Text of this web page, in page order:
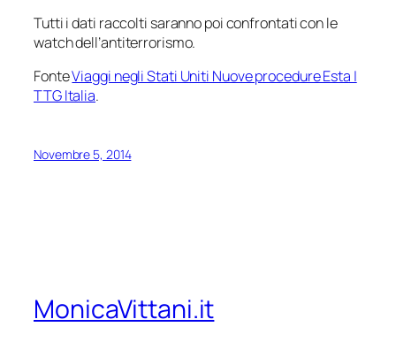
Tutti i dati raccolti saranno poi confrontati con le
watch dell’antiterrorismo.
FonteViaggi negli Stati Uniti Nuove procedure Esta |
TTG Italia.
Novembre 5, 2014
MonicaVittani.it